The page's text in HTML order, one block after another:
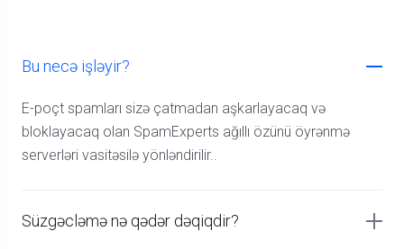
Bu necə işləyir?
E-poçt spamları sizə çatmadan aşkarlayacaq və
bloklayacaq olan SpamExperts ağıllı özünü öyrənmə
serverləri vasitəsilə yönləndirilir..
Süzgəcləmə nə qədər dəqiqdir?